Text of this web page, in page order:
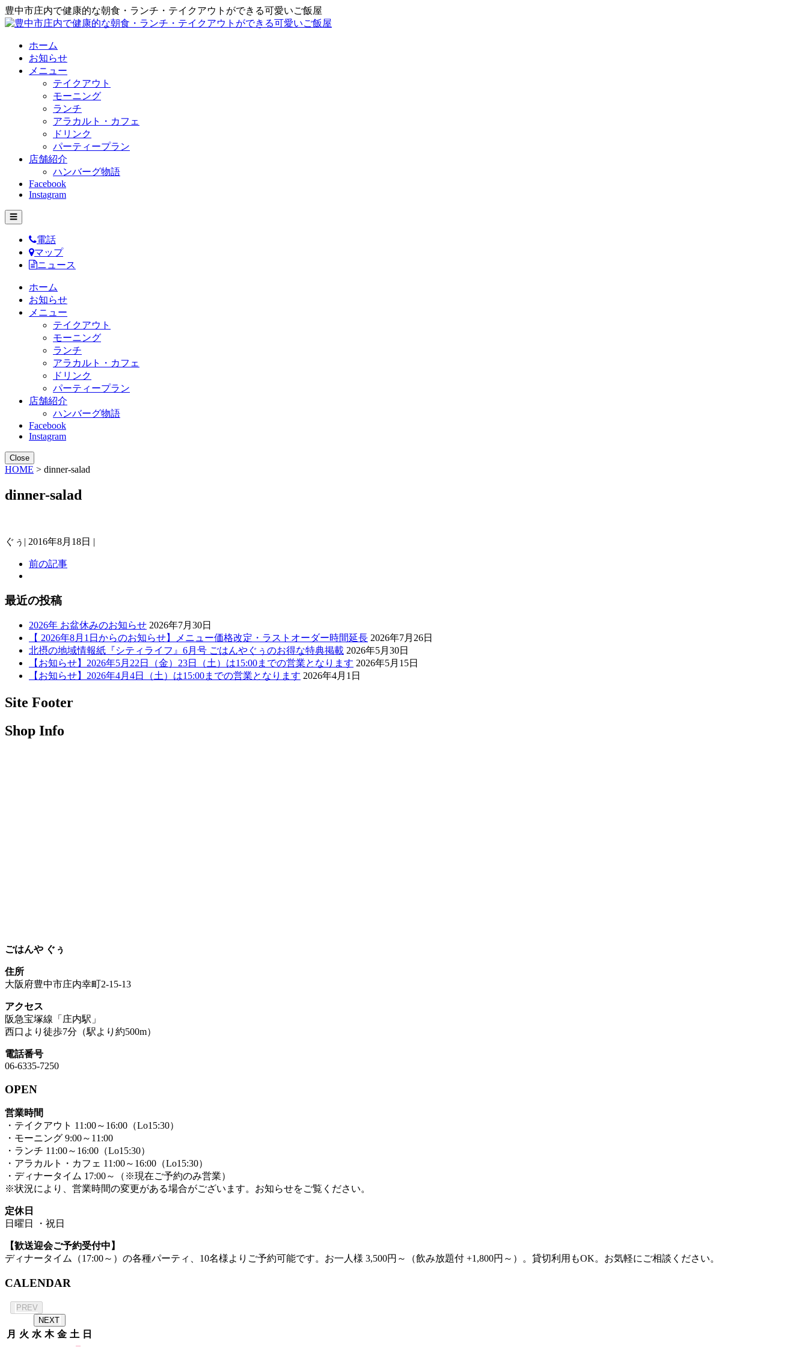
豊中市庄内で健康的な朝食・ランチ・テイクアウトができる可愛いご飯屋
ホーム
お知らせ
メニュー
テイクアウト
モーニング
ランチ
アラカルト・カフェ
ドリンク
パーティープラン
店舗紹介
ハンバーグ物語
Facebook
Instagram
☰
電話
マップ
ニュース
ホーム
お知らせ
メニュー
テイクアウト
モーニング
ランチ
アラカルト・カフェ
ドリンク
パーティープラン
店舗紹介
ハンバーグ物語
Facebook
Instagram
Close
HOME > dinner-salad
dinner-salad
ぐぅ | 2016年8月18日 |
前の記事
最近の投稿
2026年 お盆休みのお知らせ 2026年7月30日
【 2026年8月1日からのお知らせ】メニュー価格改定・ラストオーダー時間延長 2026年7月26日
北摂の地域情報紙『シティライフ』6月号 ごはんやぐぅのお得な特典掲載 2026年5月30日
【お知らせ】2026年5月22日（金）23日（土）は15:00までの営業となります 2026年5月15日
【お知らせ】2026年4月4日（土）は15:00までの営業となります 2026年4月1日
Site Footer
Shop Info
ごはんや ぐぅ
住所
大阪府豊中市庄内幸町2-15-13
アクセス
阪急宝塚線「庄内駅」
西口より徒歩7分（駅より約500m）
電話番号
06-6335-7250
OPEN
営業時間
・テイクアウト 11:00～16:00（Lo15:30）
・モーニング 9:00～11:00
・ランチ 11:00～16:00（Lo15:30）
・アラカルト・カフェ 11:00～16:00（Lo15:30）
・ディナータイム 17:00～（※現在ご予約のみ営業）
※状況により、営業時間の変更がある場合がございます。お知らせをご覧ください。
定休日
日曜日 ・祝日
【歓送迎会ご予約受付中】
ディナータイム（17:00～）の各種パーティ、10名様よりご予約可能です。お一人様 3,500円～（飲み放題付 +1,800円～）。貸切利用もOK。お気軽にご相談ください。
CALENDAR
PREV
NEXT
月 火 水 木 金 土 日